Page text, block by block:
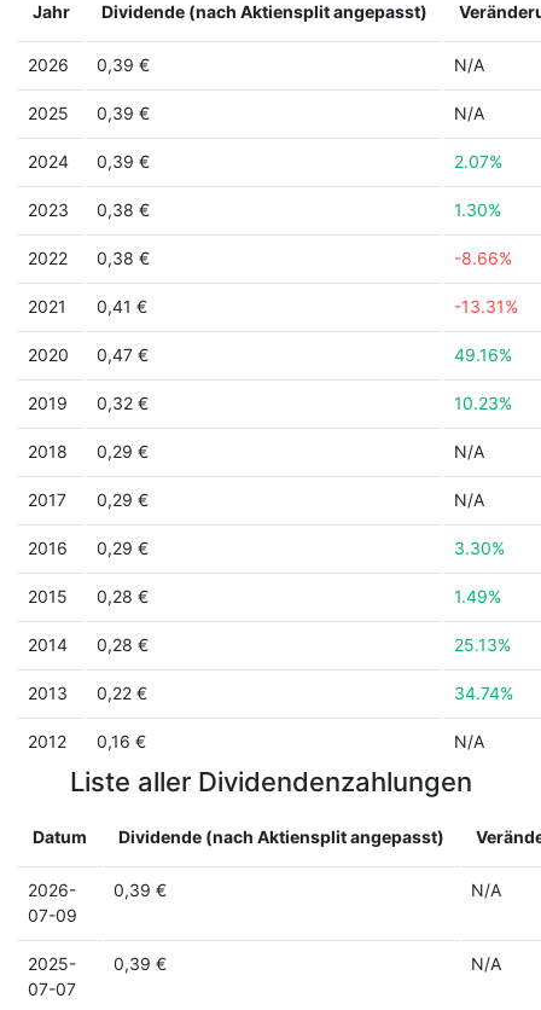
Jahr Dividende (nach Aktiensplit angepasst)
2026 0,39 € N/A
2025 0,39 € N/A
2024 0,39 € 2.07%
2023 0,38 € 1.30%
2022 0,38 € -8.66%
2021 0,41 € -13.31%
2020 0,47 € 49.16%
2019 0,32 € 10.23%
2018 0,29 € N/A
2017 0,29 € N/A
2016 0,29 € 3.30%
2015 0,28 € 1.49%
2014 0,28 € 25.13%
2013 0,22 € 34.74%
2012 0,16 € N/A
Liste aller Dividendenzahlungen
Datum Dividende (nach Aktiensplit angepasst)
2026-
07-09
0,39 € N/A
2025-
07-07
0,39 € N/A